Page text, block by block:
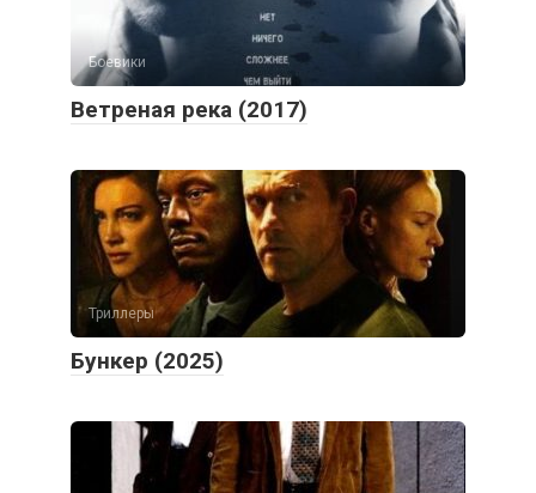
Боевики
Ветреная река (2017)
Триллеры
Бункер (2025)